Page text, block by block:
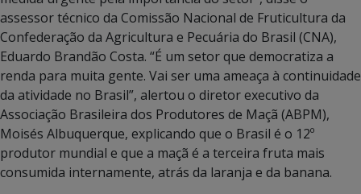
assessor técnico da Comissão Nacional de Fruticultura da
Confederação da Agricultura e Pecuária do Brasil (CNA),
Eduardo Brandão Costa. “É um setor que democratiza a
renda para muita gente. Vai ser uma ameaça à continuidade
da atividade no Brasil”, alertou o diretor executivo da
Associação Brasileira dos Produtores de Maçã (ABPM),
Moisés Albuquerque, explicando que o Brasil é o 12º
produtor mundial e que a maçã é a terceira fruta mais
consumida internamente, atrás da laranja e da banana.